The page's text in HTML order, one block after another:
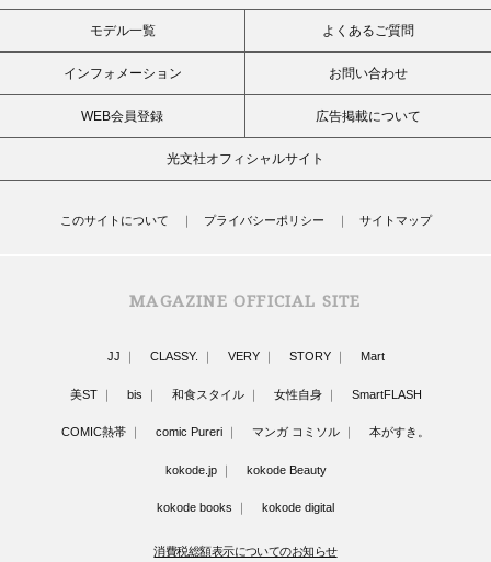
モデル一覧 よくあるご質問
インフォメーション お問い合わせ
WEB会員登録 広告掲載について
光文社オフィシャルサイト
このサイトについて プライバシーポリシー サイトマップ
MAGAZINE OFFICIAL SITE
JJ CLASSY. VERY STORY Mart
美ST bis 和食スタイル 女性自身 SmartFLASH
COMIC熱帯 comic Pureri マンガ コミソル 本がすき。
kokode.jp kokode Beauty
kokode books kokode digital
消費税総額表示についてのお知らせ